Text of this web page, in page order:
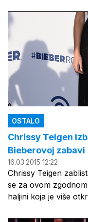
OSTALO
Chrissy Teigen
Bieberovoj zabavi
16.03.2015 12:22
Chrissy Teigen
se za ovom
haljini koja je više